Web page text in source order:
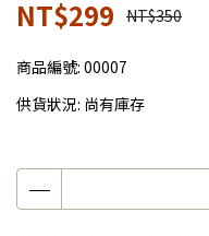
NT$299 NT$350
商品編號: 00007
供貨狀況: 尚有庫存